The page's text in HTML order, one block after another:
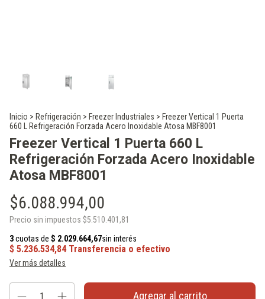
Inicio > Refrigeración > Freezer Industriales > Freezer Vertical 1 Puerta
660 L Refrigeración Forzada Acero Inoxidable Atosa MBF8001
Freezer Vertical 1 Puerta 660 L
Refrigeración Forzada Acero Inoxidable
Atosa MBF8001
$6.088.994,00
Precio sin impuestos $5.510.401,81
Ver más detalles